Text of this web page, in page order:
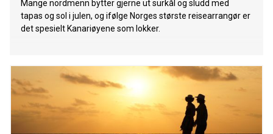
Mange nordmenn bytter gjerne ut surkål og sludd med
tapas og sol i julen, og ifølge Norges største reisearrangør er
det spesielt Kanariøyene som lokker.